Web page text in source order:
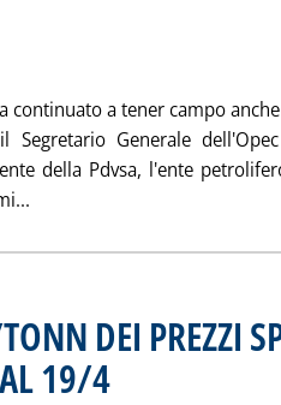
continuato a tener campo
Generale
della Pdvsa, l'ente
DEI PREZZI
19/4